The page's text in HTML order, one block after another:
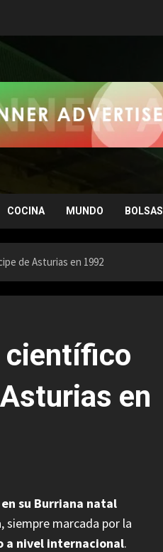
COCINA MUNDO
de Asturias en 1992
científico
en
su Burriana natal
siempre marcada por la
a nivel internacional.